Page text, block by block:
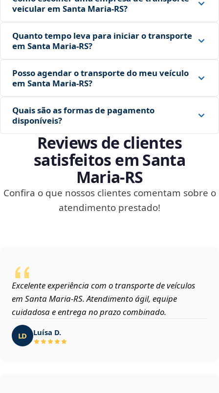
veicular em Santa Maria‑RS?
Quanto tempo leva para iniciar o transporte
em Santa Maria‑RS?
Posso agendar o transporte do meu veículo
em Santa Maria‑RS?
Quais são as formas de pagamento
disponíveis?
Reviews de clientes
satisfeitos em Santa
Maria‑RS
Confira o que nossos clientes comentam sobre o
atendimento prestado!
Excelente experiência com o transporte de veículos
em Santa Maria‑RS. Atendimento ágil, equipe
cuidadosa e entrega no prazo combinado.
LD Luísa D.